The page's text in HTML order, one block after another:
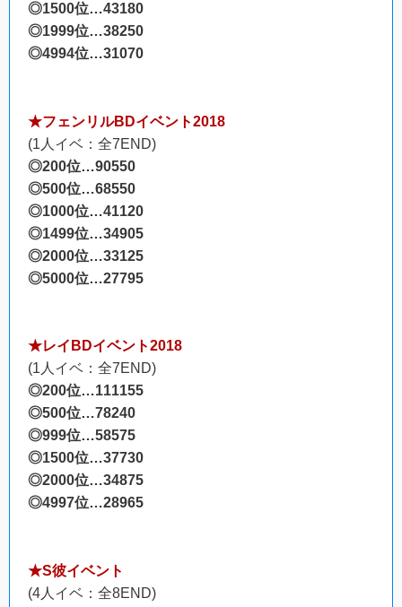
◎1500位…43180
◎1999位…38250
◎4994位…31070
★フェンリルBDイベント2018
(1人イベ：全7END)
◎200位…90550
◎500位…68550
◎1000位…41120
◎1499位…34905
◎2000位…33125
◎5000位…27795
★レイBDイベント2018
(1人イベ：全7END)
◎200位…111155
◎500位…78240
◎999位…58575
◎1500位…37730
◎2000位…34875
◎4997位…28965
★S彼イベント
(4人イベ：全8END)